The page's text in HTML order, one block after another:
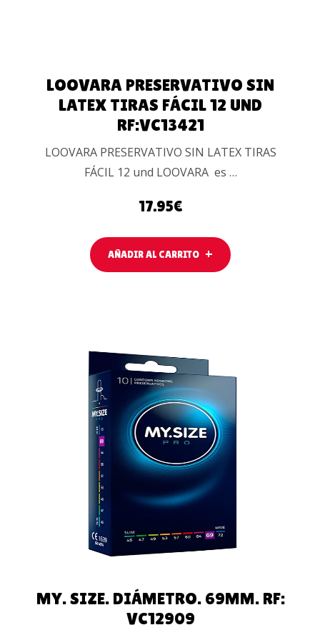
LOOVARA PRESERVATIVO SIN
LATEX TIRAS FÁCIL 12 UND
RF:VC13421
LOOVARA PRESERVATIVO SIN LATEX TIRAS
FÁCIL 12 und LOOVARA es …
17.95€
AÑADIR AL CARRITO
AÑADIR AL
CARRITO
MY. SIZE. DIÁMETRO. 69MM. RF:
VC12909